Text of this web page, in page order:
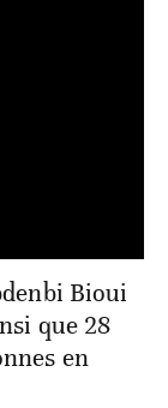
Bioui
que 28
en